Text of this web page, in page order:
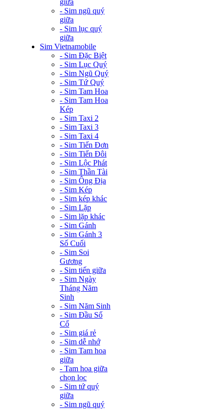
- Sim ngũ quý
giữa
- Sim lục quý
giữa
Sim Vietnamobile
- Sim Đặc Biệt
- Sim Lục Quý
- Sim Ngũ Quý
- Sim Tứ Quý
- Sim Tam Hoa
- Sim Tam Hoa
Kép
- Sim Taxi 2
- Sim Taxi 3
- Sim Taxi 4
- Sim Tiến Đơn
- Sim Tiến Đôi
- Sim Lộc Phát
- Sim Thần Tài
- Sim Ông Địa
- Sim Kép
- Sim kép khác
- Sim Lặp
- Sim lặp khác
- Sim Gánh
- Sim Gánh 3
Số Cuối
- Sim Soi
Gương
- Sim tiến giữa
- Sim Ngày
Tháng Năm
Sinh
- Sim Năm Sinh
- Sim Đầu Số
Cổ
- Sim giá rẻ
- Sim dễ nhớ
- Sim Tam hoa
giữa
- Tam hoa giữa
chọn lọc
- Sim tứ quý
giữa
- Sim ngũ quý